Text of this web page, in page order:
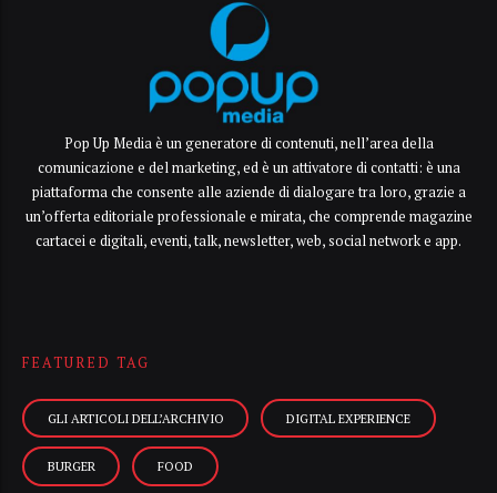
Pop Up Media è un generatore di contenuti, nell’area della
comunicazione e del marketing, ed è un attivatore di contatti: è una
piattaforma che consente alle aziende di dialogare tra loro, grazie a
un’offerta editoriale professionale e mirata, che comprende magazine
cartacei e digitali, eventi, talk, newsletter, web, social network e app.
FEATURED TAG
GLI ARTICOLI DELL’ARCHIVIO DIGITAL EXPERIENCE
BURGER FOOD